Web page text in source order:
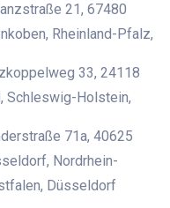
21, 67480
Rheinland-Pfalz,
33, 24118
Schleswig-Holstein,
71a, 40625
Nordrhein-
Düsseldorf